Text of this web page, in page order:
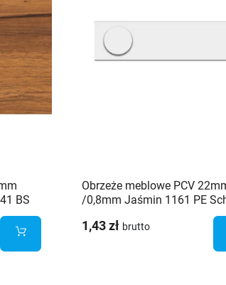
BS
Obrzeże meblowe PCV
/0,8mm Jaśmin 1161 PE
1,43 zł brutto